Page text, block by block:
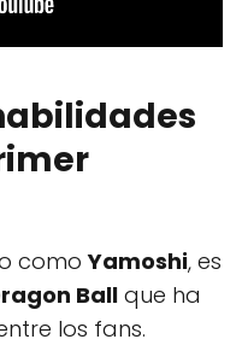
comoYamoshi, es
Ball que ha
los fans.